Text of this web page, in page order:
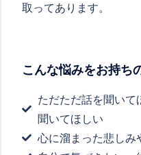
取ってあります。
こんな悩みをお持ち
ただただ話を聞い
聞いてほしい
心に溜まった悲しみ